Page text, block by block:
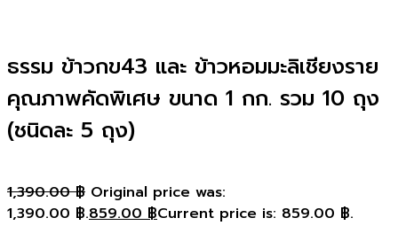
ธรรม ข้าวกข43 และ ข้าวหอมมะลิเชียงราย
คุณภาพคัดพิเศษ ขนาด 1 กก. รวม 10 ถุง
(ชนิดละ 5 ถุง)
1,390.00฿ Original price was:
1,390.00 ฿.859.00 ฿Current price is: 859.00 ฿.